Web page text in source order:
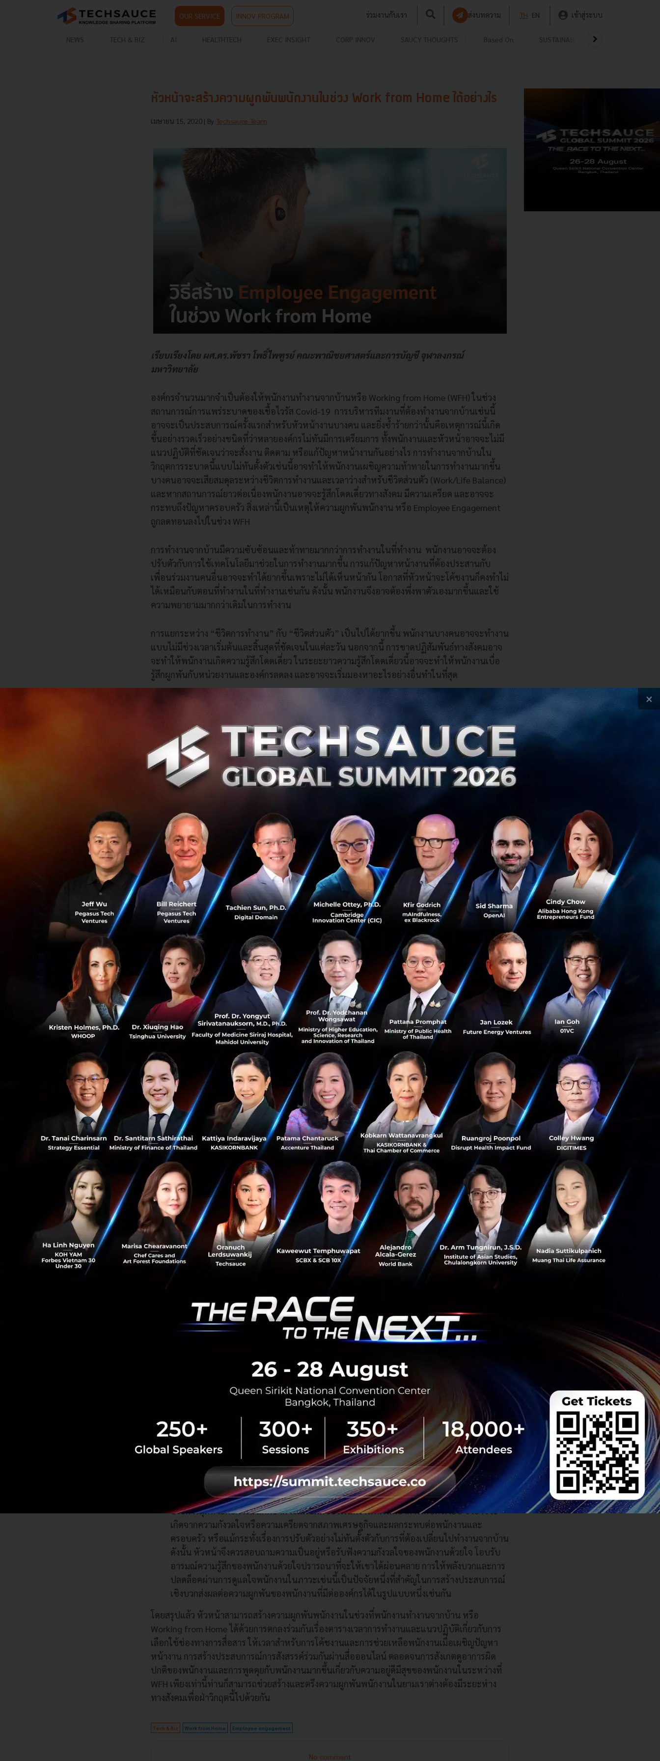
OUR SERVICE INNOV PROGRAM ร่วมงานกับเรา ส่งบทความ TH EN เข้าสู่ระบบ
NEWS TECH & BIZ AI HEALTHTECH EXEC INSIGHT CORP INNOV SAUCY THOUGHTS Based On SUSTAINABLE
0
0
หัวหน้าจะสร้างความผูกพันพนักงานในช่วง Work from Home ได้อย่างไร
เมษายน 15, 2020 | By Techsauce Team
เรียบเรียงโดย ผศ.ดร.พัชรา โพธิ์ไพฑูรย์ คณะพาณิชยศาสตร์และการบัญชี จุฬาลงกรณ์
มหาวิทยาลัย
องค์กรจำนวนมากจำเป็นต้องให้พนักงานทำงานจากบ้านหรือ Working from Home (WFH) ในช่วง
สถานการณ์การแพร่ระบาดของเชื้อไวรัส Covid-19 การบริหารทีมงานที่ต้องทำงานจากบ้านเช่นนี้
อาจจะเป็นประสบการณ์ครั้งแรกสำหรับหัวหน้างานบางคน และยิ่งซ้ำร้ายกว่านั้นคือเหตุการณ์นี้เกิด
ขึ้นอย่างรวดเร็วอย่างชนิดที่ว่าหลายองค์กรไม่ทันมีการเตรียมการ ทั้งพนักงานและหัวหน้าอาจจะไม่มี
แนวปฏิบัติที่ชัดเจนว่าจะสั่งงาน ติดตาม หรือแก้ปัญหาหน้างานกันอย่างไร การทำงานจากบ้านใน
วิกฤตการระบาดนี้แบบไม่ทันตั้งตัวเช่นนี้อาจทำให้พนักงานเผชิญความท้าทายในการทำงานมากขึ้น
บางคนอาจจะเสียสมดุลระหว่างชีวิตการทำงานและเวลาว่างสำหรับชีวิตส่วนตัว (Work/Life Balance)
และหากสถานการณ์ยาวต่อเนื่องพนักงานอาจจะรู้สึกโดดเดี่ยวทางสังคม มีความเครียด และอาจจะ
กระทบถึงปัญหาครอบครัว สิ่งเหล่านี้เป็นเหตุให้ความผูกพันพนักงาน หรือ Employee Engagement
ถูกลดทอนลงไปในช่วง WFH
การทำงานจากบ้านมีความซับซ้อนและท้าทายมากกว่าการทำงานในที่ทำงาน พนักงานอาจจะต้อง
ปรับตัวกับการใช้เทคโนโลยีมาช่วยในการทำงานมากขึ้น การแก้ปัญหาหน้างานที่ต้องประสานกับ
เพื่อนร่วมงานคนอื่นอาจจะทำได้ยากขึ้นเพราะไม่ได้เห็นหน้ากัน โอกาสที่หัวหน้าจะโค้ชงานก็คงทำไม่
ได้เหมือนกับตอนที่ทำงานในที่ทำงานเช่นกัน ดังนั้น พนักงานจึงอาจต้องพึ่งพาตัวเองมากขึ้นและใช้
ความพยายามมากกว่าเดิมในการทำงาน
การแยกระหว่าง “ชีวิตการทำงาน” กับ “ชีวิตส่วนตัว” เป็นไปได้ยากขึ้น พนักงานบางคนอาจจะทำงาน
แบบไม่มีช่วงเวลาเริ่มต้นและสิ้นสุดที่ชัดเจนในแต่ละวัน นอกจากนี้ การขาดปฏิสัมพันธ์ทางสังคมอาจ
จะทำให้พนักงานเกิดความรู้สึกโดดเดี่ยว ในระยะยาวความรู้สึกโดดเดี่ยวนี้อาจจะทำให้พนักงานเบื่อ
รู้สึกผูกพันกับหน่วยงานและองค์กรลดลง และอาจจะเริ่มมองหาอะไรอย่างอื่นทำในที่สุด
กิจกรรมต่าง ๆ สำหรับเด็ก ต้องปิดลงชั่วคราวด้วยเช่นกัน แม้ว่าการให้เวลาในการดูแลบุตรหลาน
ครอบครัวจะเป็นเรื่องที่สำคัญ แต่การทำงานไปด้วยและดูแลบุตรหลานไปด้วยในเวลางานถือเป็นความ
ท้าทายที่พนักงานจะต้องเผชิญอย่างหลีกเลี่ยงไม่ได้
หัวหน้างานจะบริหารงานระยะไกลได้อย่างไร
ในสถานการณ์ที่พนักงานต้องเผชิญเหตุการณ์เหล่านี้ หัวหน้างานสามารถช่วยพนักงานผ่อนคลาย
ความตึงเครียด บริหารสมดุลเรื่องงานกับชีวิตส่วนตัวพนักงาน และเปลี่ยนความรู้สึกโดดเดี่ยวกับ
เหตุการณ์มาเป็นการเสริมสร้างความผูกพันพนักงานได้อย่างไร
บทความใน Harvard Business Review เรื่องA Guide to Managing Your (Newly) Remote
Workers
ให้คำแนะนำว่า
หัวหน้าและพนักงานที่ทำงานจากบ้านควรมีการจัดช่วงเวลาที่ชัดเจนสำหรับการติดตามงาน
และช่วงเวลาที่เหมาะสมสำหรับทีมงานพนักงานที่ทำงานจากบ้านก็จะต้องจัดตารางเวลาการ
ทำงานที่ชัดเจนว่าช่วงใดเป็นช่วงเวลาทำงาน ช่วงใดเป็นช่วงเวลาสำหรับครอบครัวหรือเวลาส่วน
ตัว และแจ้งให้ทีมงานและหัวหน้าทราบว่าช่วงเวลาใดเป็นช่วงเวลาที่เหมาะสำหรับการประชุม
หรือการติดตามงานประจำวัน
หัวหน้างานอาจจะใช้การโทรคุยกับพนักงานทีละคน ถ้าลักษณะงานเป็นงานที่ต่างคนต่างทำ
และไม่ต้องประสานงานกันมากนักภายในทีม แต่ถ้าลักษณะงานเป็นงานที่ต้องประสานความร่วม
มือกันมากๆ หัวหน้างานควรใช้การโทรหรือประชุมร่วมกันแบบเป็นกลุ่ม ที่สำคัญคือหัวหน้างาน
ควรทำเป็นประจำอย่างสม่ำเสมอ ทำให้พนักงานสามารถรู้หรือคาดเดาได้ว่าเขามีช่วงเวลาที่
สามารถสอบถามหรือขอคำแนะนำเรื่องงานหรือเรื่องที่เขาเป็นกังวลจากหัวหน้าได้ นับเป็นวิธี
การหนึ่งที่หัวหน้าสามารถช่วยให้พนักงานลดความตึงเครียดในการทำงานลงได้ การกำหนด
ตารางการทำงานที่ชัดเจนช่วยให้พนักงานที่ทำงานจากบ้านสามารถสร้างสมดุลชีวิตการทำงาน
ตกลงร่วมกันเกี่ยวกับการใช้ช่อง
ทางในการสื่อสารเรื่องใดควรใช้อีเมล์ ใช้ไลน์ หรือการโทร หรือเรื่องใดควรจะต้องใช้ประชุม
ทางไกล (Video Conference) หลักการง่าย ๆ ในการเลือกใช้ช่องทางในการสื่อสารคือให้นึกถึง
สถานการณ์การทำงานจริงว่าเรื่องใดใช้ช่องทางใดในการสื่อสาร หากเรื่องใดที่ต้องมีการประชุม
เห็นหน้ากัน เช่น เรื่องที่ต้องหารือร่วมกัน หรือเรื่องที่มีความซับซ้อนละเอียดอ่อน การใช้ประชุม
ทางไกล (Video Conference) ที่ถ่ายทอดได้ทั้งภาพและเสียงน่าจะมีความเหมาะสมมากกว่าการ
ใช้อีเมล์ เป็นต้น การสื่อสารด้วยช่องทางเช่นนี้จะช่วยทำให้การสื่อสารมีประสิทธิภาพมากยิ่งขึ้น
และยังเป็นการลดความรู้สึกโดดเดี่ยวจากทีมลงได้
หาโอกาสสร้างปฏิสัมพันธ์ทางสังคมทางไกลกับพนักงาน
Social Interaction) หัวหน้าอาจจะใช้เวลาในช่วงต้นของการประชุมพูดคุยเรื่องทั่วไปที่ไม่เกี่ยว
กับงาน ก่อนที่จะเข้าสู่ประเด็นการติดตามงาน หรืออาจมีช่วงเวลาที่ทีมงานพักเบรคพร้อมกันเพื่อ
มาคุยกันเรื่องทั่วไปที่ไม่เกี่ยวกับงานผ่านช่องทางออนไลน์ (Virtual Break) หรือในบางครั้งเอง
หัวหน้าอาจจะสั่งอาหารกลางวันหรือขนมเบรคไปส่งให้กับพนักงานที่ทำงานจากบ้านเพื่อให้ทีม
งานทุกคนสามารถมีประสบการณ์ร่วมกันในการทานอาหารหรือขนมเบรคร่วมกันในการประชุม
(Virtual Break/Lunch) เป็นต้น การสร้างประสบการณ์ร่วมกันถือเป็นกิจกรรมที่สามารถช่วยสร้าง
ความผูกพันพนักงานได้ด้วยเช่นกัน
ประการสุดท้ายคือการสังเกตอาการผิดปกติของพนักงานที่เริ่มมีอาการเก็บตัวเงียบ ซึ่งอาจจะ
เกิดจากความกังวลใจหรือความเครียดจากสภาพเศรษฐกิจและผลกระทบต่อพนักงานและ
ครอบครัว หรือแม้กระทั่งเรื่องการปรับตัวอย่างไม่ทันตั้งตัวกับการที่ต้องเปลี่ยนไปทำงานจากบ้าน
ดังนั้น หัวหน้าจึงควรสอบถามความเป็นอยู่หรือรับฟังความกังวลใจของพนักงานด้วยใจ โอบรับ
อารมณ์ความรู้สึกของพนักงานด้วยใจปรารถนาที่จะให้เขาได้ผ่อนคลาย การให้พลังบวกและการ
ปลดล็อคผ่านการดูแลใจพนักงานในภาวะเช่นนี้เป็นปัจจัยหนึ่งที่สำคัญในการสร้างประสบการณ์
เชิงบวกส่งผลต่อความผูกพันของพนักงานที่มีต่อองค์กรได้ในรูปแบบหนึ่งเช่นกัน
โดยสรุปแล้ว หัวหน้าสามารถสร้างความผูกพันพนักงานในช่วงที่พนักงานทำงานจากบ้าน หรือ
Working from Home ได้ด้วยการตกลงร่วมกันเรื่องตารางเวลาการทำงานและแนวปฏิบัติเกี่ยวกับการ
เลือกใช้ช่องทางการสื่อสาร ให้เวลาสำหรับการโค้ชงานและการช่วยเหลือพนักงานเมื่อเผชิญปัญหา
หน้างาน การสร้างประสบการณ์การสังสรรค์ร่วมกันผ่านสื่อออนไลน์ ตลอดจนการสังเกตดูอาการผิด
ปกติของพนักงานและการพูดคุยกับพนักงานมากขึ้นเกี่ยวกับความอยู่ดีมีสุขของพนักงานในระหว่างที่
WFH เพียงเท่านี้ท่านก็สามารถช่วยสร้างและตรึงความผูกพันพนักงานในยามเราต่างต้องมีระยะห่าง
ทางสังคมเพื่อฝ่าวิกฤตนี้ไปด้วยกัน
Tech & Biz Work from Home Employee engagement
No comment
×